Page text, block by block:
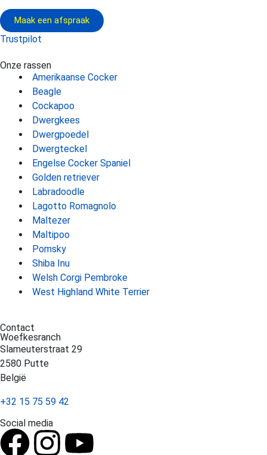
Maak een afspraak
Trustpilot
Onze rassen
Amerikaanse Cocker
Beagle
Cockapoo
Dwergkees
Dwergpoedel
Dwergteckel
Engelse Cocker Spaniel
Golden retriever
Labradoodle
Lagotto Romagnolo
Maltezer
Maltipoo
Pomsky
Shiba Inu
Welsh Corgi Pembroke
West Highland White Terrier
Contact
Woefkesranch
Slameuterstraat 29
2580 Putte
België
+32 15 75 59 42
Social media